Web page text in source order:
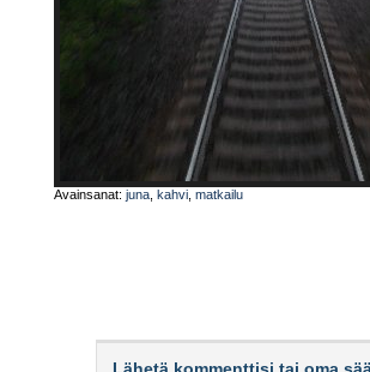
Avainsanat: juna kahvi matkailu